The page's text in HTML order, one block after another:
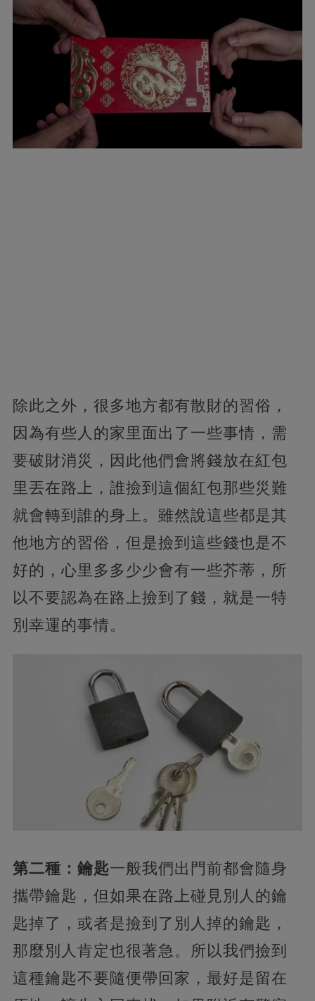
除此之外，很多地方都有散財的習俗，
因為有些人的家里面出了一些事情，需
要破財消災，因此他們會將錢放在紅包
里丟在路上，誰撿到這個紅包那些災難
就會轉到誰的身上。雖然說這些都是其
他地方的習俗，但是撿到這些錢也是不
好的，心里多多少少會有一些芥蒂，所
以不要認為在路上撿到了錢，就是一特
別幸運的事情。
第二種：鑰匙一般我們出門前都會隨身
攜帶鑰匙，但如果在路上碰見別人的鑰
匙掉了，或者是撿到了別人掉的鑰匙，
那麼別人肯定也很著急。所以我們撿到
這種鑰匙不要隨便帶回家，最好是留在